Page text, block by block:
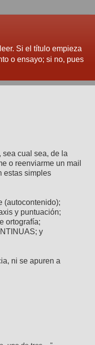
Si el título empieza
o ensayo; si no, pues
cual sea, de la
o reenviarme un mail
estas simples
(autocontenido);
y puntuación;
ortografía;
y
ni se apuren a